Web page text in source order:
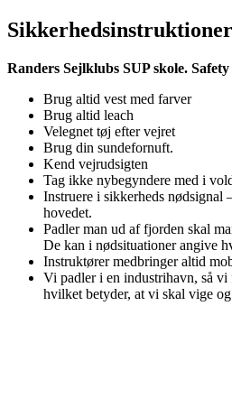
Sikkerhedsinstruktioner
Randers Sejlklubs SUP skole.
Brug altid vest med farver
Brug altid leach
Velegnet tøj efter vejret
Brug din sundefornuft.
Kend vejrudsigten
Tag ikke nybegyndere med i
Instruere i sikkerheds nødsignal
hovedet.
Padler man ud af fjorden skal
De kan i nødsituationer angive
Instruktører medbringer altid
Vi padler i en industrihavn, så vi
hvilket betyder, at vi skal vige